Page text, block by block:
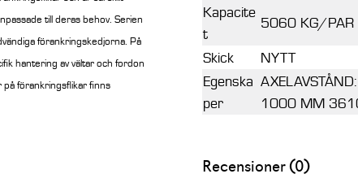
till deras behov. Serien
förankringskedjorna. På
hantering av vältar och fordon
förankringsflikar finns
Kapacite
t
5060 KG/PAR
Skick
NYTT
Egenska
per
1000 MM
Recensioner (0)